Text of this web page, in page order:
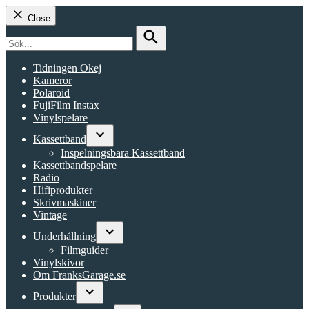
Close
for:
Search
Tidningen Okej
Kameror
Polaroid
FujiFilm Instax
Vinylspelare
Kassettband
Open
dropdown
menu
Inspelningsbara Kassettband
Kassettbandspelare
Radio
Hifiprodukter
Skrivmaskiner
Vintage
Underhållning
Open
Filmguider
Vinylskivor
Om FranksGarage.se
Produkter
Open